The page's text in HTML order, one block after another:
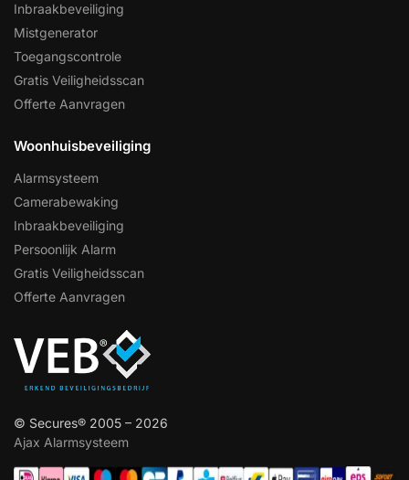
Inbraakbeveiliging
Mistgenerator
Toegangscontrole
Gratis Veiligheidsscan
Offerte Aanvragen
Woonhuisbeveiliging
Alarmsysteem
Camerabewaking
Inbraakbeveiliging
Persoonlijk Alarm
Gratis Veiligheidsscan
Offerte Aanvragen
© Secures® 2005 – 2026
Ajax Alarmsysteem